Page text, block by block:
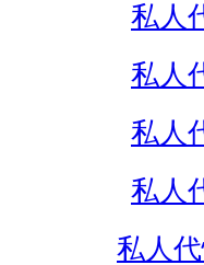
私人
私人
私人
私人
私人